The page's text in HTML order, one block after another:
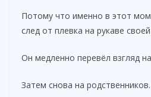
Потому что именно в этот
след от плевка на рукаве
Он медленно перевёл взгляд
Затем снова на родственников.